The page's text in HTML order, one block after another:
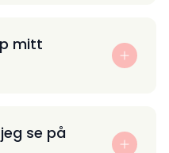
mitt
se på